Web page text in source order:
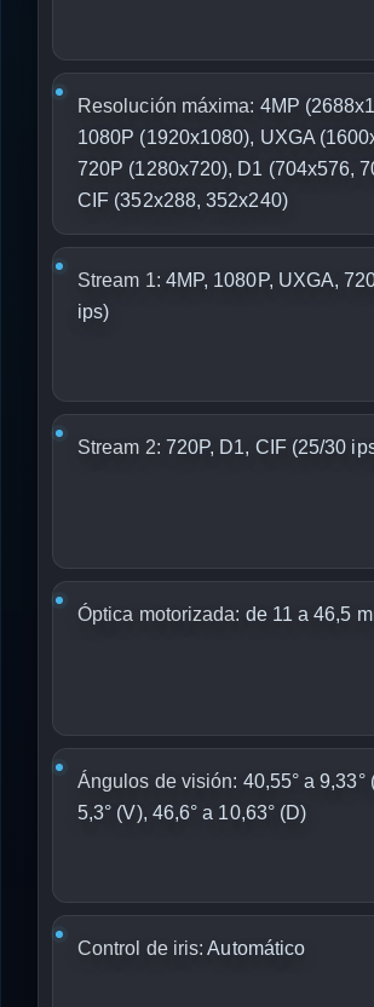
Resolución máxima: 4MP
1080P (1920x1080), UXGA
720P (1280x720), D1 (704x576,
CIF (352x288, 352x240)
Stream 1: 4MP, 1080P, UXGA,
ips)
Stream 2: 720P, D1, CIF (25/30
Óptica motorizada: de 11 a 46,5
Ángulos de visión: 40,55° a 9,33°
5,3° (V), 46,6° a 10,63° (D)
Control de iris: Automático